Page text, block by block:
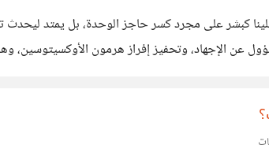
علينا كبشر على مجرد كسر حاجز الوحدة، بل يمتد
عن الإجهاد، وتحفيز إفراز هرمون الأوكسيتوسين،